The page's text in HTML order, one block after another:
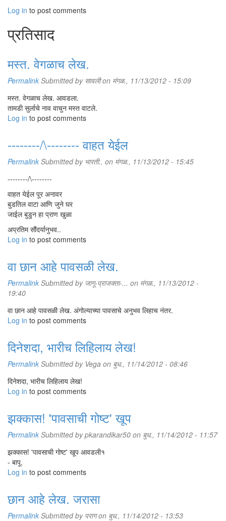
Log in to post comments
प्रतिसाद
मस्त. वेगळाच लेख.
Permalink Submitted by सावलीon मंगळ., 11/13/2012 - 15:09
मस्त. वेगळाच लेख. आवडला.
तामडी सुर्लाचे नाव वाचुन मस्त वाटले.
Log in to post comments
--------/\-------- वाहत येईल
Permalink Submitted by भारती.. on मंगळ., 11/13/2012 - 15:45
--------/\--------
वाहत येईल पूर अनावर
बुडतिल वाटा आणि जुने घर
जाईल बुडुन हा प्राण खुळा
अप्रतिम सौंदर्यानुभव..
Log in to post comments
वा छान आहे पावसळी लेख.
Permalink Submitted by जागू-प्राजक्ता-... on मंगळ., 11/13/2012 -
19:40
वा छान आहे पावसळी लेख. अंगोल्याच्या पावसाचे अनुभव लिहाच नंतर.
Log in to post comments
दिनेशदा, भारीच लिहिलाय लेख!
Permalink Submitted by Vega on बुध., 11/14/2012 - 08:46
दिनेशदा, भारीच लिहिलाय लेख!
Log in to post comments
झक्कास! 'पावसाची गोष्ट' खूप
Permalink Submitted bypkarandikar50 on बुध., 11/14/2012 - 11:57
झक्कास! 'पावसाची गोष्ट' खूप आवडली१
- बापू.
Log in to post comments
छान आहे लेख. जरासा
Permalink Submitted by परागon बुध., 11/14/2012 - 13:53